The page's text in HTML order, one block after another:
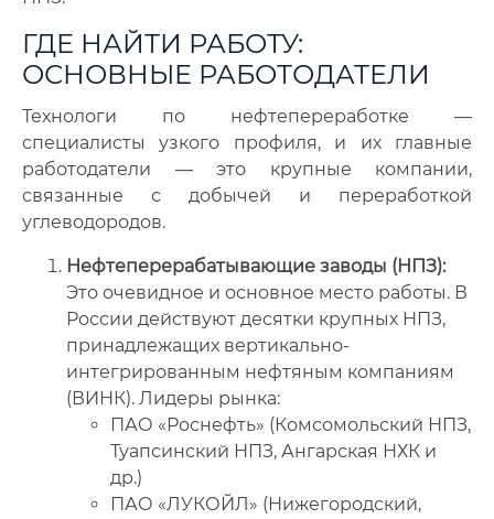
ГДЕ НАЙТИ РАБОТУ:
ОСНОВНЫЕ РАБОТОДАТЕЛИ
Технологи по нефтепереработке —
специалисты узкого профиля, и их главные
работодатели — это крупные компании,
связанные с добычей и переработкой
углеводородов.
Нефтеперерабатывающие заводы (НПЗ):
Это очевидное и основное место работы. В
России действуют десятки крупных НПЗ,
принадлежащих вертикально-
интегрированным нефтяным компаниям
(ВИНК). Лидеры рынка:
ПАО «Роснефть» (Комсомольский НПЗ,
Туапсинский НПЗ, Ангарская НХК и
др.)
ПАО «ЛУКОЙЛ» (Нижегородский,